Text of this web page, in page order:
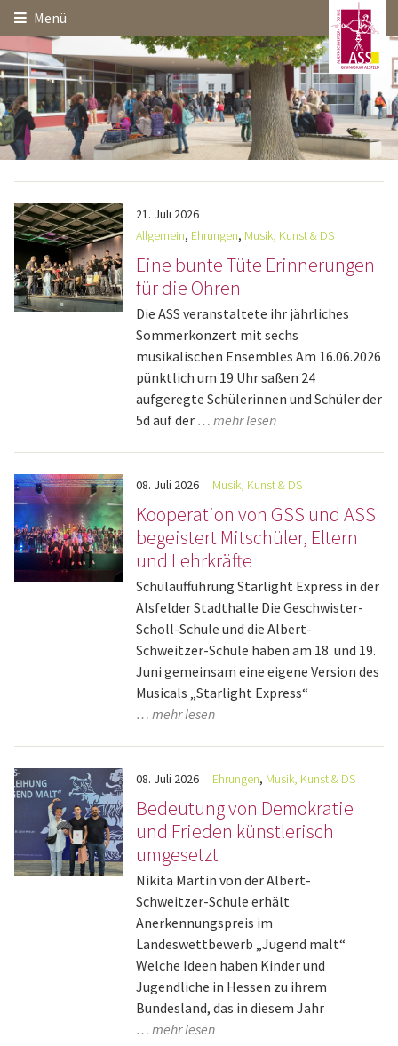
Startseite
Hauptinhalt
Menü
Themennavigation
21. Juli 2026
Allgemein, Ehrungen, Musik, Kunst & DS
Eine bunte Tüte Erinnerungen
für die Ohren
Die ASS veranstaltete ihr jährliches
Sommerkonzert mit sechs
musikalischen Ensembles Am 16.06.2026
pünktlich um 19 Uhr saßen 24
aufgeregte Schülerinnen und Schüler der
5d auf der … mehr lesen
08. Juli 2026 Musik, Kunst & DS
Kooperation von GSS und ASS
begeistert Mitschüler, Eltern
und Lehrkräfte
Schulaufführung Starlight Express in der
Alsfelder Stadthalle Die Geschwister-
Scholl-Schule und die Albert-
Schweitzer-Schule haben am 18. und 19.
Juni gemeinsam eine eigene Version des
Musicals „Starlight Express“
… mehr lesen
08. Juli 2026 Ehrungen, Musik, Kunst & DS
Bedeutung von Demokratie
und Frieden künstlerisch
umgesetzt
Nikita Martin von der Albert-
Schweitzer-Schule erhält
Anerkennungspreis im
Landeswettbewerb „Jugend malt“
Welche Ideen haben Kinder und
Jugendliche in Hessen zu ihrem
Bundesland, das in diesem Jahr
… mehr lesen